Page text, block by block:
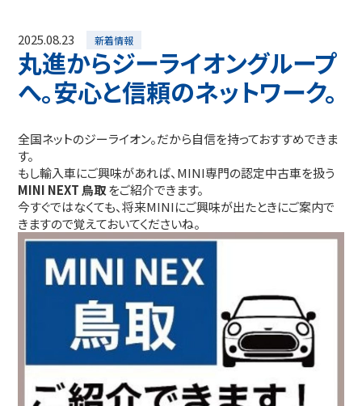
2025.08.23 新着情報
丸進からジーライオングループ
へ。安心と信頼のネットワーク。
全国ネットのジーライオン。だから自信を持っておすすめできま
す。
もし輸入車にご興味があれば、MINI専門の認定中古車を扱う
MINI NEXT 鳥取をご紹介できます。
今すぐではなくても、将来MINIにご興味が出たときにご案内で
きますので覚えておいてくださいね。